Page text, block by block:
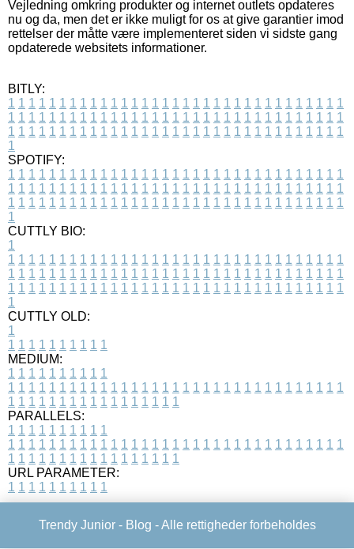
Vejledning omkring produkter og internet outlets opdateres
nu og da, men det er ikke muligt for os at give garantier imod
rettelser der måtte være implementeret siden vi sidste gang
opdaterede websitets informationer.
BITLY:
1 1 1 1 1 1 1 1 1 1 1 1 1 1 1 1 1 1 1 1 1 1 1 1 1 1 1 1 1 1 1 1 1
1 1 1 1 1 1 1 1 1 1 1 1 1 1 1 1 1 1 1 1 1 1 1 1 1 1 1 1 1 1 1 1 1
1 1 1 1 1 1 1 1 1 1 1 1 1 1 1 1 1 1 1 1 1 1 1 1 1 1 1 1 1 1 1 1 1
1
SPOTIFY:
1 1 1 1 1 1 1 1 1 1 1 1 1 1 1 1 1 1 1 1 1 1 1 1 1 1 1 1 1 1 1 1 1
1 1 1 1 1 1 1 1 1 1 1 1 1 1 1 1 1 1 1 1 1 1 1 1 1 1 1 1 1 1 1 1 1
1 1 1 1 1 1 1 1 1 1 1 1 1 1 1 1 1 1 1 1 1 1 1 1 1 1 1 1 1 1 1 1 1
1
CUTTLY BIO:
1
1 1 1 1 1 1 1 1 1 1 1 1 1 1 1 1 1 1 1 1 1 1 1 1 1 1 1 1 1 1 1 1 1
1 1 1 1 1 1 1 1 1 1 1 1 1 1 1 1 1 1 1 1 1 1 1 1 1 1 1 1 1 1 1 1 1
1 1 1 1 1 1 1 1 1 1 1 1 1 1 1 1 1 1 1 1 1 1 1 1 1 1 1 1 1 1 1 1 1
1
CUTTLY OLD:
1
1 1 1 1 1 1 1 1 1 1
MEDIUM:
1 1 1 1 1 1 1 1 1 1
1 1 1 1 1 1 1 1 1 1 1 1 1 1 1 1 1 1 1 1 1 1 1 1 1 1 1 1 1 1 1 1 1
1 1 1 1 1 1 1 1 1 1 1 1 1 1 1 1 1
PARALLELS:
1 1 1 1 1 1 1 1 1 1
1 1 1 1 1 1 1 1 1 1 1 1 1 1 1 1 1 1 1 1 1 1 1 1 1 1 1 1 1 1 1 1 1
1 1 1 1 1 1 1 1 1 1 1 1 1 1 1 1 1
URL PARAMETER:
1 1 1 1 1 1 1 1 1 1
Trendy Junior - Blog - Alle rettigheder forbeholdes